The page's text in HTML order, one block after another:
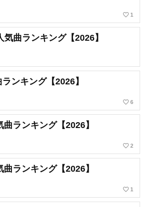
favorite_border 1
曲ランキング【2026】
ンキング【2026】
favorite_border 6
ランキング【2026】
favorite_border 2
ランキング【2026】
favorite_border 1